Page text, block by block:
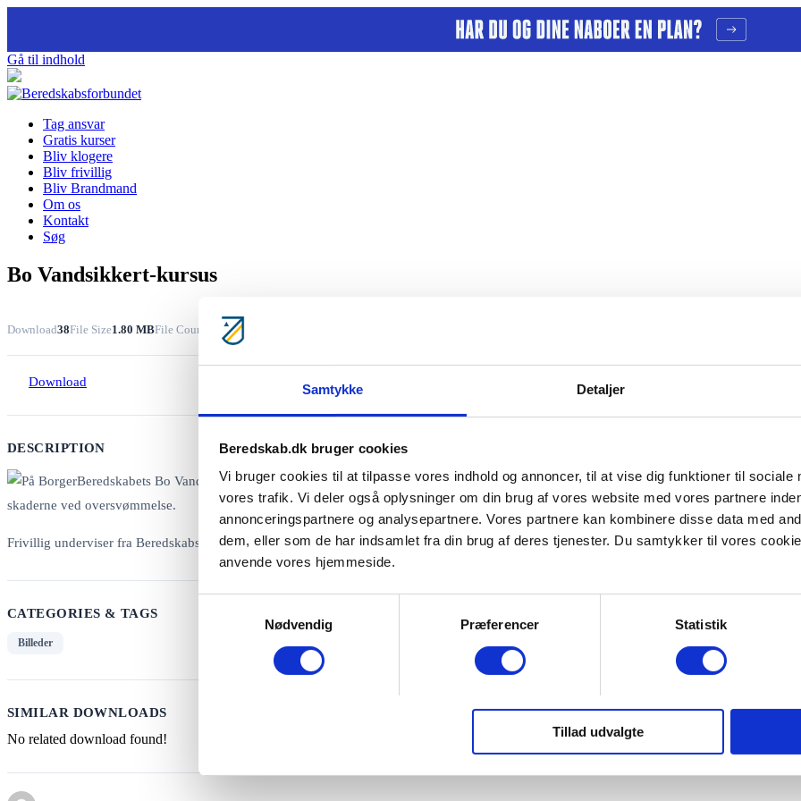
Samtykke Detaljer
Beredskab.dk bruger cookies
Vi bruger cookies til at tilpasse vores indhold og annoncer, til at vise dig funktioner til sociale
vores trafik. Vi deler også oplysninger om din brug af vores website med vores partnere
annonceringspartnere og analysepartnere. Vores partnere kan kombinere disse data med
dem, eller som de har indsamlet fra din brug af deres tjenester. Du samtykker til vores
anvende vores hjemmeside.
Nødvendig
Præferencer Statistik
Tillad udvalgte
Gå til indhold
Tag ansvar
Gratis kurser
Bliv klogere
Bliv frivillig
Bliv Brandmand
Om os
Kontakt
Søg
Bo Vandsikkert-kursus
Download38File Size1.80 MBFile Count Create Date
Download
DESCRIPTION
Frivillig underviser fra Beredskabsforbundets projekt BorgerBeredskabet instruerer oversvømmelses-truede borgere i Korsør i at fylde
CATEGORIES & TAGS
Billeder
SIMILAR DOWNLOADS
No related download found!